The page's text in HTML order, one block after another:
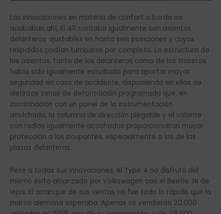
Las innovaciones en materia de confort a bordo no
acababan ahí, El 411 contaba igualmente con asientos
delanteros ajustables en hasta seis posiciones y cuyos
respaldos podían tumbarse por completo. La estructura de
los asientos, tanto de los delanteros como de los traseros
había sido igualmente estudiada para aportar mayor
seguridad en caso de accidente, disponiendo en ellos de
distintas zonas de deformación programada que, en
combinación con un panel de la instrumentación
acolchado, la columna de dirección plegable y el volante
con radios igualmente acochados proporcionaban mayor
protección a los ocupantes, especialmente a los de las
plazas delanteras.
Pese a todas sus innovaciones, el Type 4 no disfrutó del
mismo éxito alcanzado por Volkswagen con el Beetle. Ni de
lejos. El arranque de sus ventas no fue todo lo rápido que la
marca alemana esperaba. Apenas se vendieron 20.000